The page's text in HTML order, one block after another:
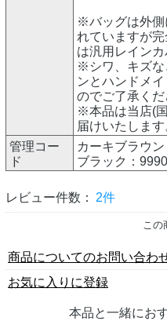
※バッグは外側
れていますが
は汎用レインカ
※シワ、キズな
ンとハンドメ
のでご了承くだ
※本品は当店(
届けいたします
管理コー
ド
カーキブラウ
ブラック：
レビュー件数： 2件
この
商品についてのお問い合わ
お気に入りに登録
本品と一緒にお